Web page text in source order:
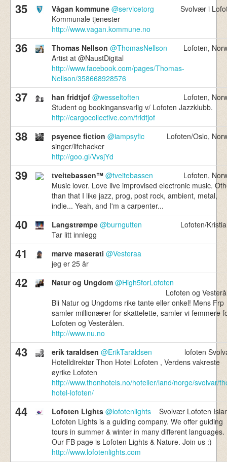
35 Vågan kommune @servicetorg
Svolvær i
Kommunale tjenester
http://www.vagan.kommune.no
36 Thomas Nellson @ThomasNellson
Lofoten,
Artist at @NaustDigital
http://www.facebook.com/pages/Thomas-
Nellson/358668928576
37 han fridtjof @wesseltoften
Lofoten,
Student og bookingansvarlig v/ Lofoten Jazzklubb.
http://cargocollective.com/fridtjof
38 psyence fiction @iampsyfic
Lofoten/Oslo,
singer/lifehacker
http://goo.gl/VvsjYd
39 tveitebassen™ @tveitebassen
Lofoten,
Music lover. Love live improvised electronic music.
than that I like jazz, prog, post rock, ambient, metal,
indie... Yeah, and I'm a carpenter...
40 Langstrømpe @burngutten
Lofoten/
Tar litt innlegg
41 marve maserati @Vesteraa
jeg er 25 år
42 Natur og Ungdom @High5forLofoten
Lofoten og
Bli Natur og Ungdoms rike tante eller onkel! Mens Frp
samler millionærer for skattelette, samler vi femmere
Lofoten og Vesterålen.
http://www.nu.no
43 erik taraldsen @ErikTaraldsen
lofoten
Hotelldirektør Thon Hotel Lofoten , Verdens vakreste
øyrike Lofoten
http://www.thonhotels.no/hoteller/land/norge/svolvar/
hotel-lofoten/
44 Lofoten Lights @lofotenlights
Svolvær Lofoten
Lofoten Lights is a guiding company. We offer guiding
tours in summer & winter in many different languages.
Our FB page is Lofoten Lights & Nature. Join us :)
http://www.lofotenlights.com